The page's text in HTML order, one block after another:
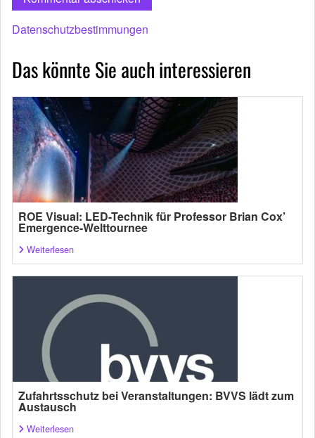
Datenschutzbestimmungen
Das könnte Sie auch interessieren
ROE Visual: LED-Technik für Professor Brian Cox’
Emergence-Welttournee
Weiterlesen
Zufahrtsschutz bei Veranstaltungen: BVVS lädt zum
Austausch
Weiterlesen